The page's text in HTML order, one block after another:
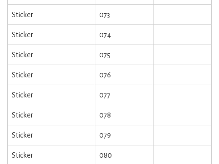
Sticker 073
Sticker 074
Sticker 075
Sticker 076
Sticker 077
Sticker 078
Sticker 079
Sticker 080